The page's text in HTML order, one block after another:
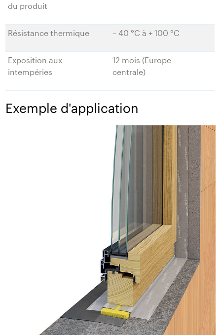
du produit
Résistance thermique – 40 °C à + 100 °C
Exposition aux
intempéries
12 mois (Europe
centrale)
Exemple d'application